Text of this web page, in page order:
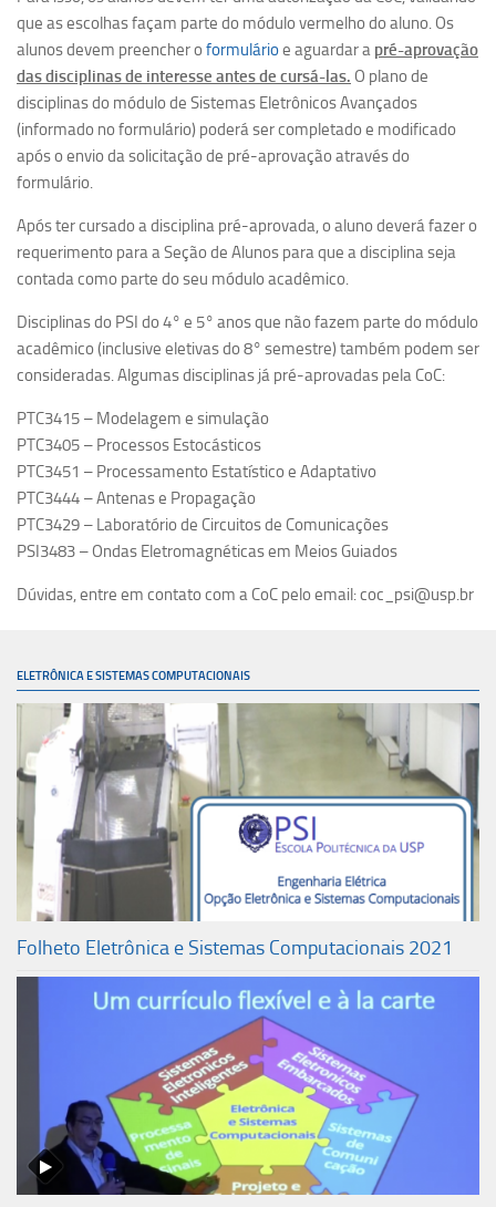
Eventos
que as escolhas façam parte do módulo vermelho do aluno. Os
alunos devem preencher o formulárioe aguardar a pré-aprovação
das disciplinas de interesse antes de cursá-las. O plano de
disciplinas do módulo de Sistemas Eletrônicos Avançados
(informado no formulário) poderá ser completado e modificado
após o envio da solicitação de pré-aprovação através do
formulário.
Após ter cursado a disciplina pré-aprovada, o aluno deverá fazer o
requerimento para a Seção de Alunos para que a disciplina seja
contada como parte do seu módulo acadêmico.
Disciplinas do PSI do 4° e 5° anos que não fazem parte do módulo
acadêmico (inclusive eletivas do 8° semestre) também podem ser
consideradas. Algumas disciplinas já pré-aprovadas pela CoC:
PTC3415 – Modelagem e simulação
PTC3405 – Processos Estocásticos
PTC3451 – Processamento Estatístico e Adaptativo
PTC3444 – Antenas e Propagação
PTC3429 – Laboratório de Circuitos de Comunicações
PSI3483 – Ondas Eletromagnéticas em Meios Guiados
Dúvidas, entre em contato com a CoC pelo email: coc_psi@usp.br
ELETRÔNICA E SISTEMAS COMPUTACIONAIS
Folheto Eletrônica e Sistemas Computacionais 2021